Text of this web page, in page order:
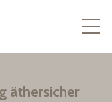
äthersicher